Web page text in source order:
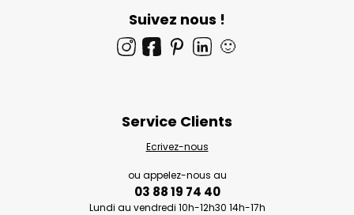
Suivez nous !
🙂
Service Clients
Ecrivez-nous
ou appelez-nous au
03 88 19 74 40
Lundi au vendredi 10h-12h30 14h-17h